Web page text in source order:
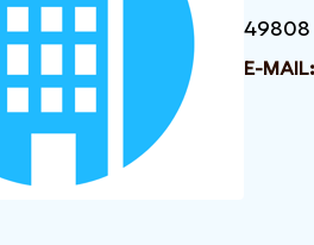
49808
E-MAIL: